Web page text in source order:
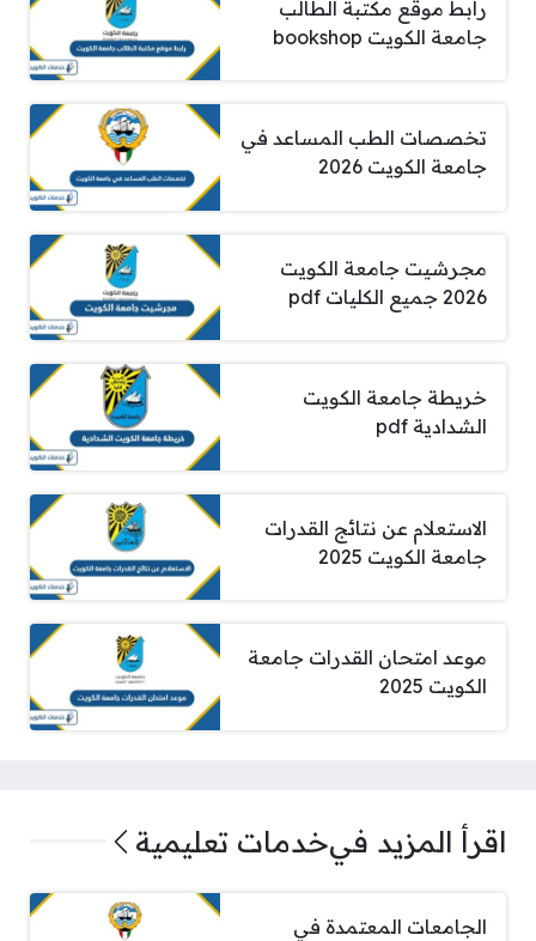
رابط موقع مكتبة الطالب
جامعة الكويت bookshop
تخصصات الطب المساعد في
جامعة الكويت 2026
مجرشيت جامعة الكويت
2026 جميع الكليات pdf
خريطة جامعة الكويت
الشدادية pdf
الاستعلام عن نتائج القدرات
جامعة الكويت 2025
موعد امتحان القدرات جامعة
الكويت 2025
اقرأ المزيد فيخدمات تعليمية
الجامعات المعتمدة في